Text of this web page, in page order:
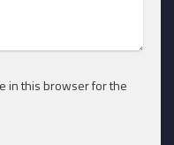
in this browser for the